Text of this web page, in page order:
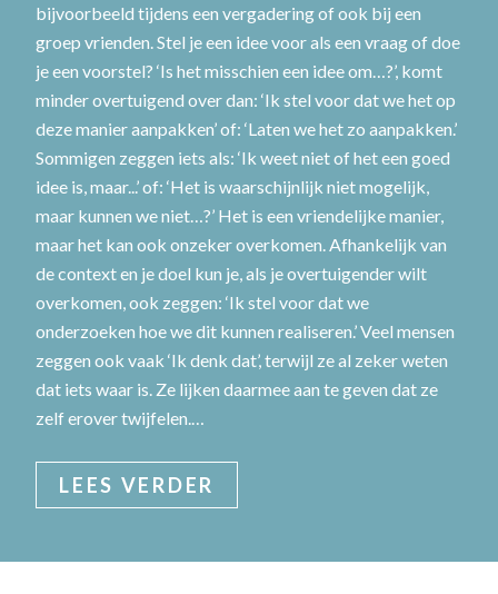
bijvoorbeeld tijdens een vergadering of ook bij een
groep vrienden. Stel je een idee voor als een vraag of doe
je een voorstel? ‘Is het misschien een idee om…?’, komt
minder overtuigend over dan: ‘Ik stel voor dat we het op
deze manier aanpakken’ of: ‘Laten we het zo aanpakken.’
Sommigen zeggen iets als: ‘Ik weet niet of het een goed
idee is, maar...’ of: ‘Het is waarschijnlijk niet mogelijk,
maar kunnen we niet…?’ Het is een vriendelijke manier,
maar het kan ook onzeker overkomen. Afhankelijk van
de context en je doel kun je, als je overtuigender wilt
overkomen, ook zeggen: ‘Ik stel voor dat we
onderzoeken hoe we dit kunnen realiseren.’ Veel mensen
zeggen ook vaak ‘Ik denk dat’, terwijl ze al zeker weten
dat iets waar is. Ze lijken daarmee aan te geven dat ze
zelf erover twijfelen.…
LEES VERDER